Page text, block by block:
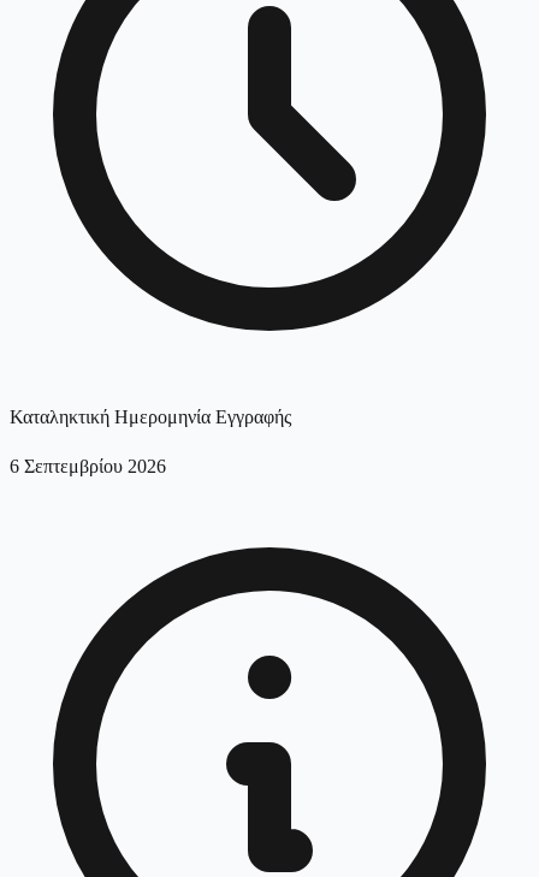
Καταληκτική Ημερομηνία Εγγραφής
6 Σεπτεμβρίου 2026